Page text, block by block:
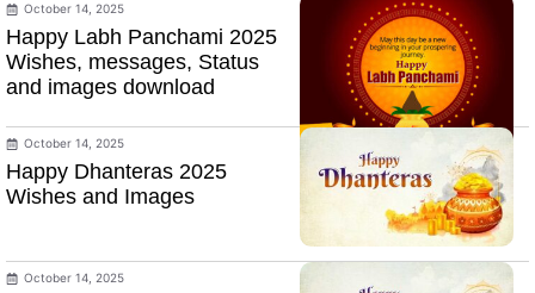
October 14, 2025
Happy Labh Panchami 2025
Wishes, messages, Status
and images download
October 14, 2025
Happy Dhanteras 2025
Wishes and Images
October 14, 2025